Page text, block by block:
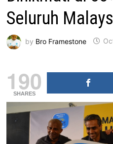
Seluruh
by Bro Framestone
190
SHARES